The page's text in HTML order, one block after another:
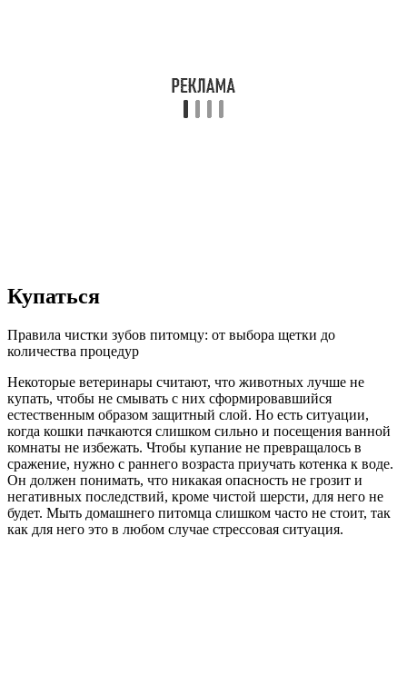
Купаться
Правила чистки зубов питомцу: от выбора щетки до
количества процедур
Некоторые ветеринары считают, что животных лучше не
купать, чтобы не смывать с них сформировавшийся
естественным образом защитный слой. Но есть ситуации,
когда кошки пачкаются слишком сильно и посещения ванной
комнаты не избежать. Чтобы купание не превращалось в
сражение, нужно с раннего возраста приучать котенка к воде.
Он должен понимать, что никакая опасность не грозит и
негативных последствий, кроме чистой шерсти, для него не
будет. Мыть домашнего питомца слишком часто не стоит, так
как для него это в любом случае стрессовая ситуация.